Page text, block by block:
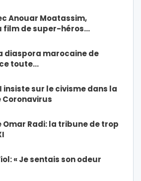
Anouar Moatassim,
film de super-héros…
diaspora marocaine de
toute…
insiste sur le civisme dans la
Radi: la tribune de trop
« Je sentais son odeur